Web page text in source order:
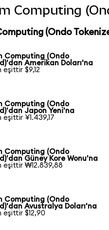
Computing
(Ondo
Computing (Ondo
Amerikan Doları'na
eşittir $9,12
Computing (Ondo
Japon Yeni'na
eşittir ¥1.439,17
Computing (Ondo
Güney Kore Wonu'na
eşittir ₩12.839,88
Computing (Ondo
Avustralya Doları'na
eşittir $12,90